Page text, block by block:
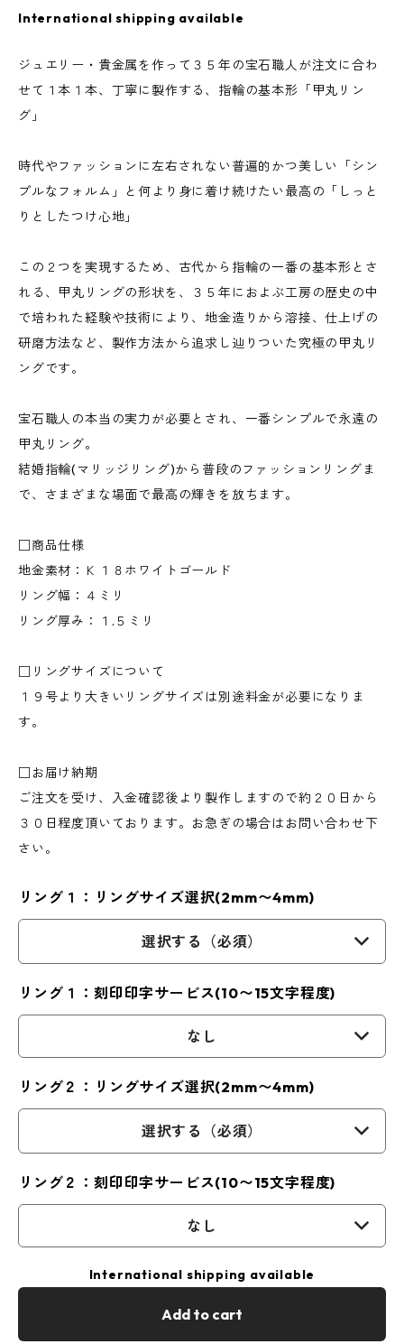
International shipping available
ジュエリー・貴金属を作って３５年の宝石職人が注文に合わ
せて１本１本、丁寧に製作する、指輪の基本形「甲丸リン
グ」
時代やファッションに左右されない普遍的かつ美しい「シン
プルなフォルム」と何より身に着け続けたい最高の「しっと
りとしたつけ心地」
この２つを実現するため、古代から指輪の一番の基本形とさ
れる、甲丸リングの形状を、３５年におよぶ工房の歴史の中
で培われた経験や技術により、地金造りから溶接、仕上げの
研磨方法など、製作方法から追求し辿りついた究極の甲丸リ
ングです。
宝石職人の本当の実力が必要とされ、一番シンプルで永遠の
甲丸リング。
結婚指輪(マリッジリング)から普段のファッションリングま
で、さまざまな場面で最高の輝きを放ちます。
□商品仕様
地金素材：Ｋ１８ホワイトゴールド
リング幅：４ミリ
リング厚み：１.５ミリ
□リングサイズについて
１９号より大きいリングサイズは別途料金が必要になりま
す。
□お届け納期
ご注文を受け、入金確認後より製作しますので約２０日から
３０日程度頂いております。お急ぎの場合はお問い合わせ下
さい。
リング１：リングサイズ選択(2mm〜4mm)
選択する（必須）
リング１：刻印印字サービス(10〜15文字程度)
なし
リング２：リングサイズ選択(2mm〜4mm)
選択する（必須）
リング２：刻印印字サービス(10〜15文字程度)
なし
International shipping available
Add to cart